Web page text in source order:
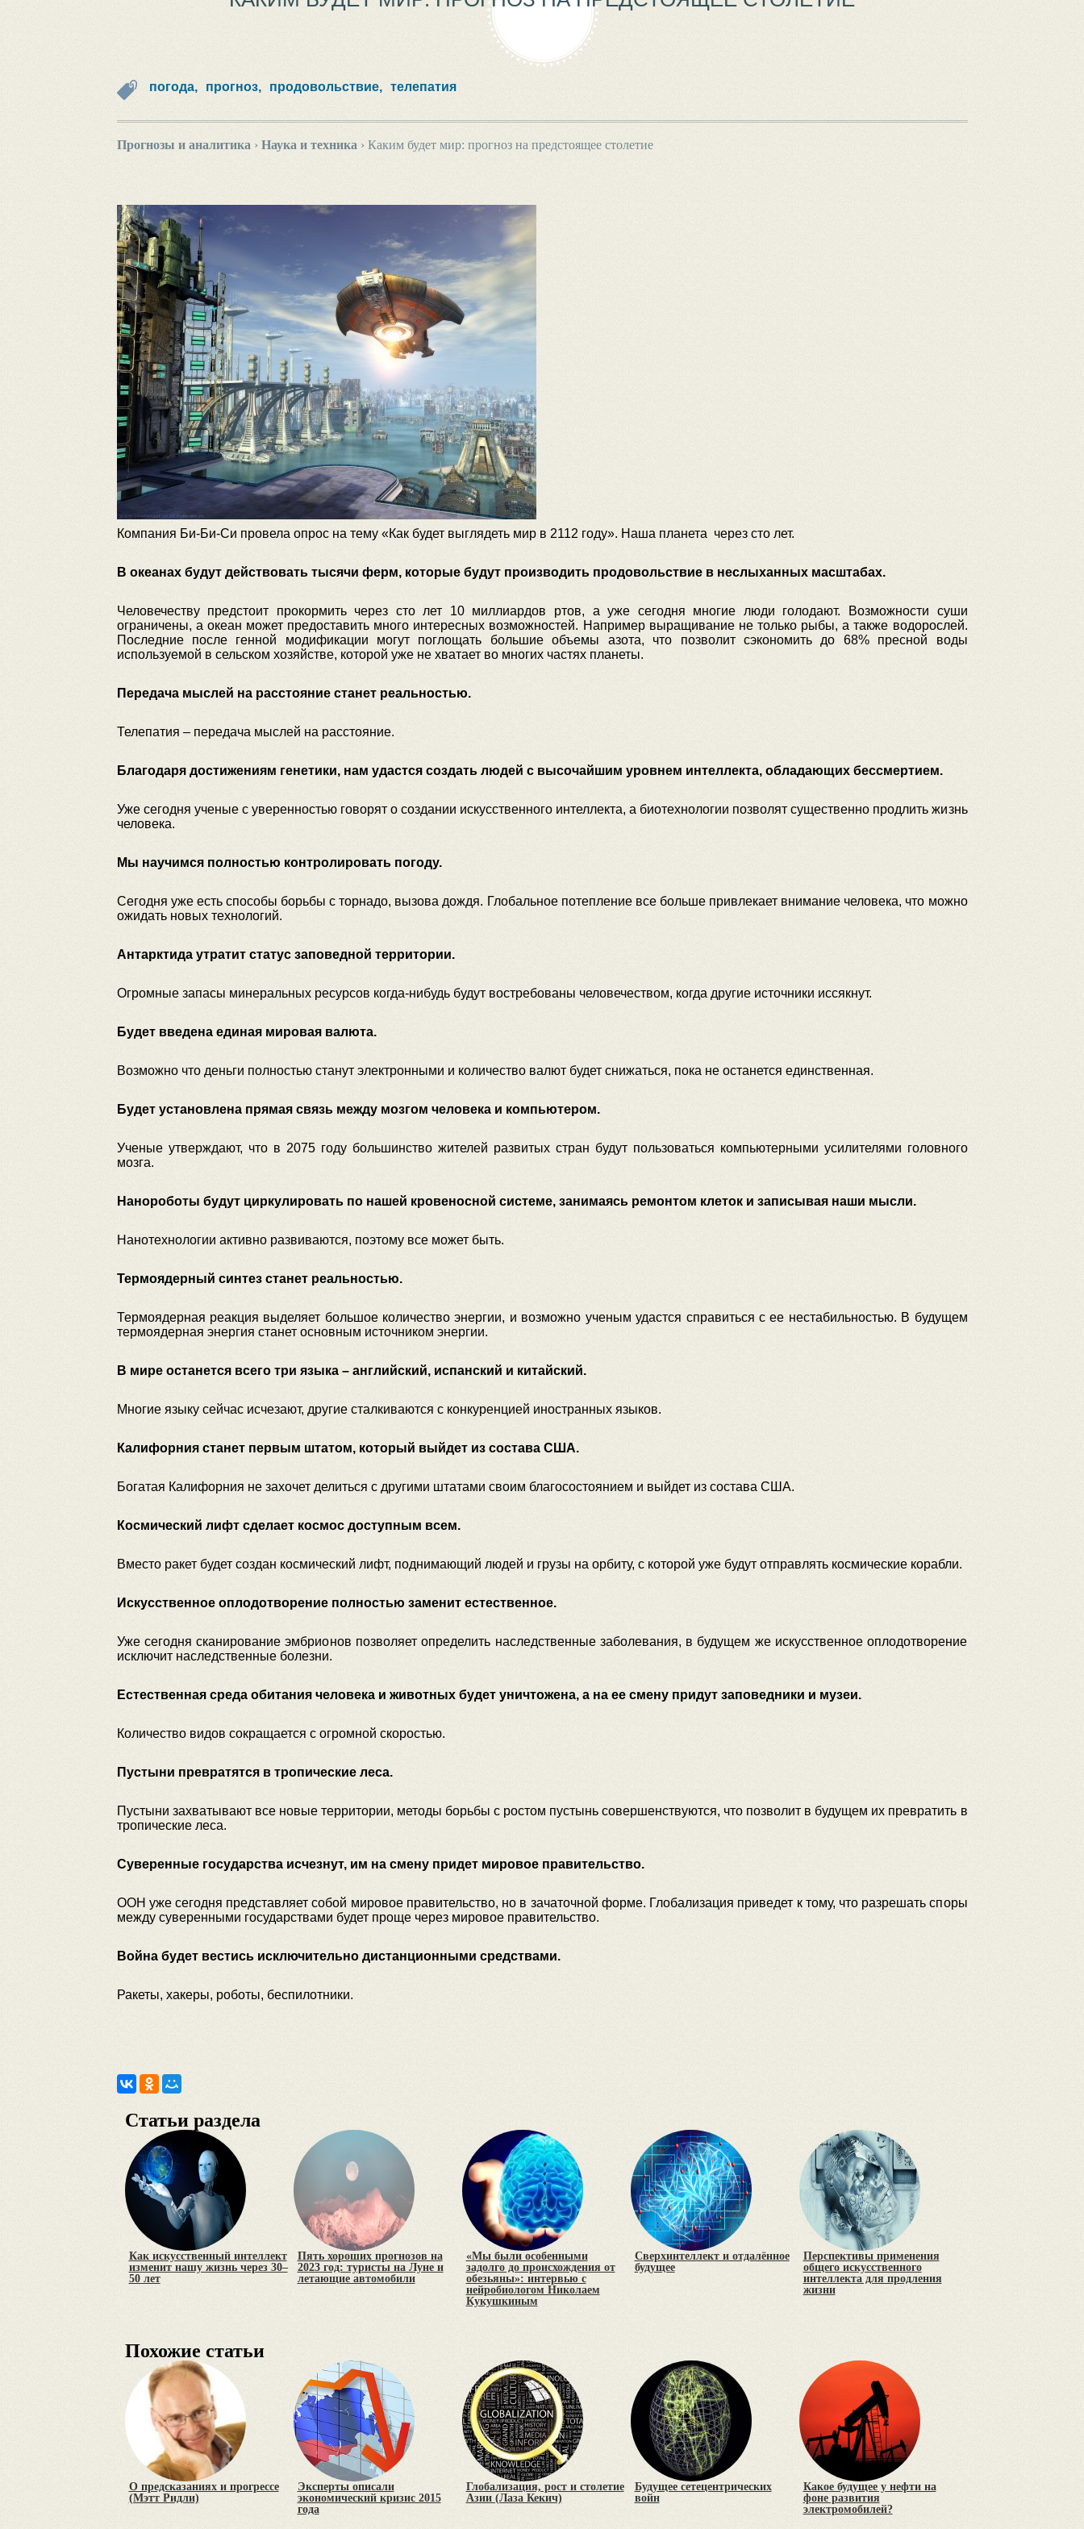
погода, прогноз, продовольствие, телепатия
Прогнозы и аналитика › Наука и техника › Каким будет мир: прогноз на предстоящее столетие
Компания Би-Би-Си провела опрос на тему «Как будет выглядеть мир в 2112 году». Наша планета через сто лет.
В океанах будут действовать тысячи ферм, которые будут производить продовольствие в неслыханных масштабах.
Человечеству предстоит прокормить через сто лет 10 миллиардов ртов, а уже сегодня многие люди голодают. Возможности суши
ограничены, а океан может предоставить много интересных возможностей. Например выращивание не только рыбы, а также водорослей.
Последние после генной модификации могут поглощать большие объемы азота, что позволит сэкономить до 68% пресной воды
используемой в сельском хозяйстве, которой уже не хватает во многих частях планеты.
Передача мыслей на расстояние станет реальностью.
Телепатия – передача мыслей на расстояние.
Благодаря достижениям генетики, нам удастся создать людей с высочайшим уровнем интеллекта, обладающих бессмертием.
Уже сегодня ученые с уверенностью говорят о создании искусственного интеллекта, а биотехнологии позволят существенно продлить жизнь
человека.
Мы научимся полностью контролировать погоду.
Сегодня уже есть способы борьбы с торнадо, вызова дождя. Глобальное потепление все больше привлекает внимание человека, что можно
ожидать новых технологий.
Антарктида утратит статус заповедной территории.
Огромные запасы минеральных ресурсов когда-нибудь будут востребованы человечеством, когда другие источники иссякнут.
Будет введена единая мировая валюта.
Возможно что деньги полностью станут электронными и количество валют будет снижаться, пока не останется единственная.
Будет установлена прямая связь между мозгом человека и компьютером.
Ученые утверждают, что в 2075 году большинство жителей развитых стран будут пользоваться компьютерными усилителями головного
мозга.
Нанороботы будут циркулировать по нашей кровеносной системе, занимаясь ремонтом клеток и записывая наши мысли.
Нанотехнологии активно развиваются, поэтому все может быть.
Термоядерный синтез станет реальностью.
Термоядерная реакция выделяет большое количество энергии, и возможно ученым удастся справиться с ее нестабильностью. В будущем
термоядерная энергия станет основным источником энергии.
В мире останется всего три языка – английский, испанский и китайский.
Многие языку сейчас исчезают, другие сталкиваются с конкуренцией иностранных языков.
Калифорния станет первым штатом, который выйдет из состава США.
Богатая Калифорния не захочет делиться с другими штатами своим благосостоянием и выйдет из состава США.
Космический лифт сделает космос доступным всем.
Вместо ракет будет создан космический лифт, поднимающий людей и грузы на орбиту, с которой уже будут отправлять космические корабли.
Искусственное оплодотворение полностью заменит естественное.
Уже сегодня сканирование эмбрионов позволяет определить наследственные заболевания, в будущем же искусственное оплодотворение
исключит наследственные болезни.
Естественная среда обитания человека и животных будет уничтожена, а на ее смену придут заповедники и музеи.
Количество видов сокращается с огромной скоростью.
Пустыни превратятся в тропические леса.
Пустыни захватывают все новые территории, методы борьбы с ростом пустынь совершенствуются, что позволит в будущем их превратить в
тропические леса.
Суверенные государства исчезнут, им на смену придет мировое правительство.
ООН уже сегодня представляет собой мировое правительство, но в зачаточной форме. Глобализация приведет к тому, что разрешать споры
между суверенными государствами будет проще через мировое правительство.
Война будет вестись исключительно дистанционными средствами.
Ракеты, хакеры, роботы, беспилотники.
Статьи раздела
Как искусственный интеллект
изменит нашу жизнь через 30–
50 лет
Пять хороших прогнозов на
2023 год: туристы на Луне и
летающие автомобили
«Мы были особенными
задолго до происхождения от
обезьяны»: интервью с
нейробиологом Николаем
Кукушкиным
Сверхинтеллект и отдалённое
будущее
Перспективы применения
общего искусственного
интеллекта для продления
жизни
Похожие статьи
О предсказаниях и прогрессе
(Мэтт Ридли)
Эксперты описали
экономический кризис 2015
года
Глобализация, рост и столетие
Азии (Лаза Кекич)
Будущее сетецентрических
войн
Какое будущее у нефти на
фоне развития
электромобилей?